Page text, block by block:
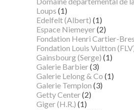
Loups (1)
Edelfelt (Albert) (1)
Espace Niemeyer(2)
Fondation Henri Cartier-
Fondation Louis Vuitton
Gainsbourg (Serge) (1)
Galerie Barbier(3)
Galerie Lelong & Co (1)
Galerie Templon (3)
Getty Center(2)
Giger (H.R.) (1)